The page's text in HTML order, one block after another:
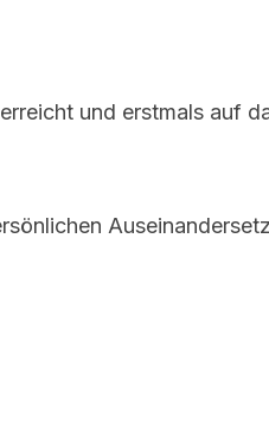
und erstmals auf